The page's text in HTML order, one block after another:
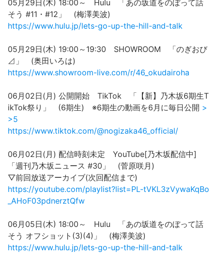
05月29日(木) 18:00～ Hulu 「あの坂道をのぼって話
そう #11・#12」 (梅澤美波)
https://www.hulu.jp/lets-go-up-the-hill-and-talk
05月29日(木) 19:00～19:30 SHOWROOM 「のぎおび
⊿」 (奥田いろは)
https://www.showroom-live.com/r/46_okudairoha
06月02日(月) 公開開始 TikTok 「【新】乃木坂6期生T
ikTok祭り」 (6期生) ※6期生の動画を6月に毎日公開 >
>5
https://www.tiktok.com/@nogizaka46_official/
06月02日(月) 配信時刻未定 YouTube[乃木坂配信中]
「週刊乃木坂ニュース #30」 (菅原咲月)
▽前回放送アーカイブ(次回配信まで)
https://youtube.com/playlist?list=PL-tVKL3zVywaKqBo
_AHoF03pdnerztQfw
06月05日(木) 18:00～ Hulu 「あの坂道をのぼって話
そう オフショット(3)(4)」 (梅澤美波)
https://www.hulu.jp/lets-go-up-the-hill-and-talk